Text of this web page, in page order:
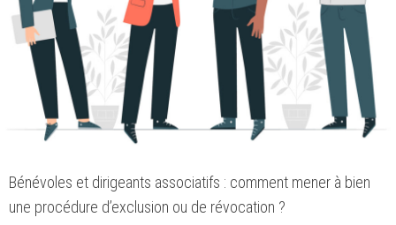
Bénévoles et dirigeants associatifs : comment mener à bien
une procédure d’exclusion ou de révocation ?